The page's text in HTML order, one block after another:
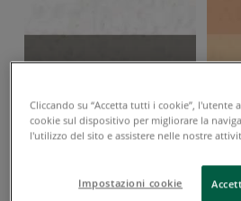
Bianco di Titanio
116
Codice articolo
650
30
Cliccando su “Accetta tutti i cookie”, l'utente
cookie sul dispositivo per migliorare la
l'utilizzo del sito e assistere nelle nostre
Impostazioni cookie